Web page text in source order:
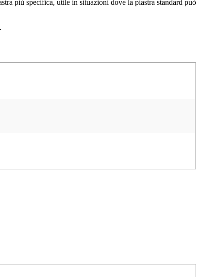
più specifica, utile in situazioni dove la piastra standard può